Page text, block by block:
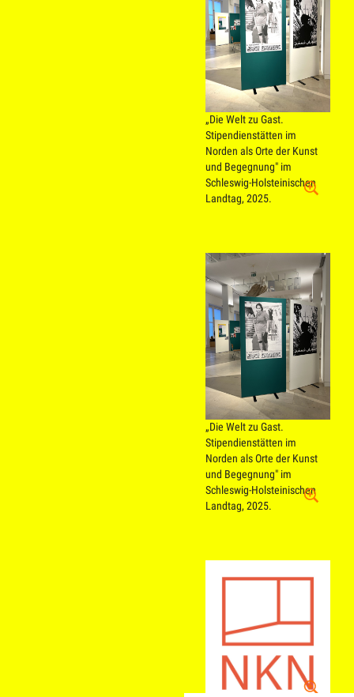
„Die Welt zu Gast.
Stipendienstätten im
Norden als Orte der Kunst
und Begegnung" im
Schleswig-Holsteinischen
Landtag, 2025.
„Die Welt zu Gast.
Stipendienstätten im
Norden als Orte der Kunst
und Begegnung" im
Schleswig-Holsteinischen
Landtag, 2025.